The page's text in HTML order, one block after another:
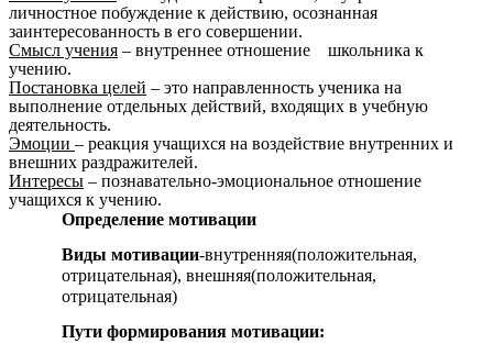
личностное побуждение к действию, осознанная
заинтересованность в его совершении.
Смысл учения – внутреннее отношение школьника к
учению.
Постановка целей – это направленность ученика на
выполнение отдельных действий, входящих в учебную
деятельность.
Эмоции – реакция учащихся на воздействие внутренних и
внешних раздражителей.
Интересы – познавательно-эмоциональное отношение
учащихся к учению.
Определение мотивации
Виды мотивации-внутренняя(положительная,
отрицательная), внешняя(положительная,
отрицательная)
Пути формирования мотивации: